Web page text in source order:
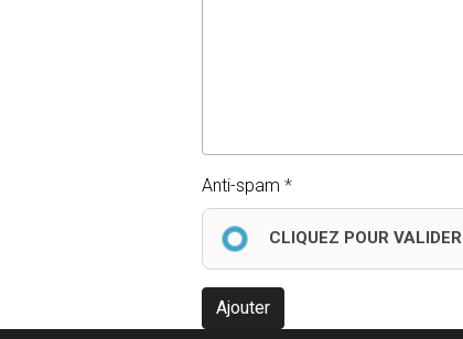
Anti-spam
CLIQUEZ POUR VALIDER
Ajouter